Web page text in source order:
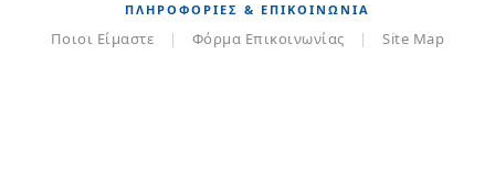
ΠΛΗΡΟΦΟΡΊΕΣ & ΕΠΙΚΟΙΝΩΝΊΑ
Ποιοι Είμαστε | Φόρμα Επικοινωνίας | Site Map